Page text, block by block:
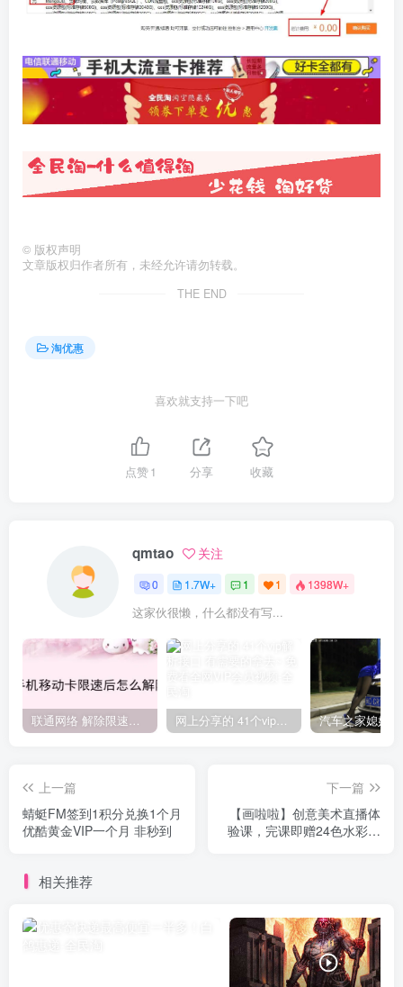
© 版权声明
文章版权归作者所有，未经允许请勿转载。
THE END
淘优惠
喜欢就支持一下吧
点赞1 分享 收藏
qmtao 关注
0 1.7W+ 1 1 1398W+
这家伙很懒，什么都没有写...
联通网络 解除限速方法参考！畅享、畅玩、老白干等及其它地区自测了 网上分享的 41个vip解析接口 有需要的拿去~ 免费看全网VIP会员视频
上一篇
蜻蜓FM签到1积分兑换1个月
优酷黄金VIP一个月 非秒到
下一篇
【画啦啦】创意美术直播体
验课，完课即赠24色水彩笔
相关推荐